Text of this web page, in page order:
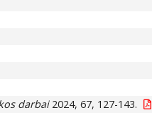
darbai2024, 67, 127-143.